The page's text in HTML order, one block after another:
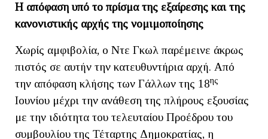
Η απόφαση υπό το πρίσμα της εξαίρεσης και της
κανονιστικής αρχής της νομιμοποίησης
Χωρίς αμφιβολία, ο Ντε Γκωλ παρέμεινε άκρως
πιστός σε αυτήν την κατευθυντήρια αρχή. Από
την απόφαση κλήσης των Γάλλων της 18ης
Ιουνίου μέχρι την ανάθεση της πλήρους εξουσίας
με την ιδιότητα του τελευταίου Προέδρου του
συμβουλίου της Τέταρτης Δημοκρατίας, η